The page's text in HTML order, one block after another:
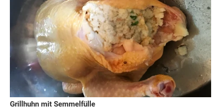
Grillhuhn mit Semmelfülle